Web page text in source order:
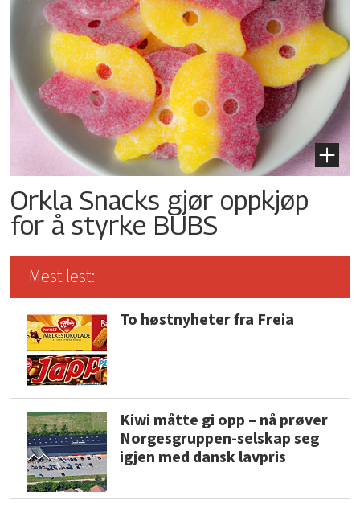
Orkla Snacks gjør oppkjøp
for å styrke BUBS
Mest lest:
To høstnyheter fra Freia
Kiwi måtte gi opp – nå prøver
Norgesgruppen-selskap seg
igjen med dansk lavpris